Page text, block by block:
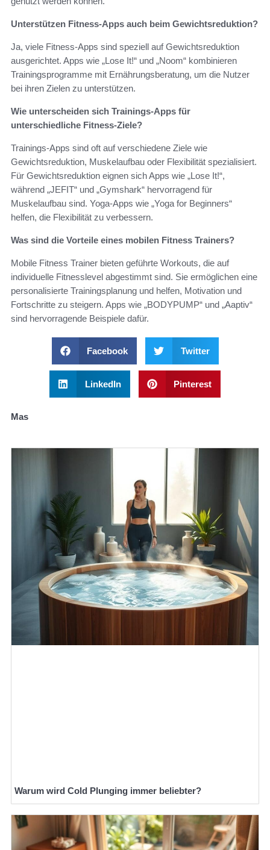
Unterstützen Fitness-Apps auch beim Gewichtsreduktion?
Ja, viele Fitness-Apps sind speziell auf Gewichtsreduktion
ausgerichtet. Apps wie „Lose It!“ und „Noom“ kombinieren
Trainingsprogramme mit Ernährungsberatung, um die Nutzer
bei ihren Zielen zu unterstützen.
Wie unterscheiden sich Trainings-Apps für
unterschiedliche Fitness-Ziele?
Trainings-Apps sind oft auf verschiedene Ziele wie
Gewichtsreduktion, Muskelaufbau oder Flexibilität spezialisiert.
Für Gewichtsreduktion eignen sich Apps wie „Lose It!“,
während „JEFIT“ und „Gymshark“ hervorragend für
Muskelaufbau sind. Yoga-Apps wie „Yoga for Beginners“
helfen, die Flexibilität zu verbessern.
Was sind die Vorteile eines mobilen Fitness Trainers?
Mobile Fitness Trainer bieten geführte Workouts, die auf
individuelle Fitnesslevel abgestimmt sind. Sie ermöglichen eine
personalisierte Trainingsplanung und helfen, Motivation und
Fortschritte zu steigern. Apps wie „BODYPUMP“ und „Aaptiv“
sind hervorragende Beispiele dafür.
Facebook Twitter
LinkedIn Pinterest
Mas
Warum wird Cold Plunging immer beliebter?